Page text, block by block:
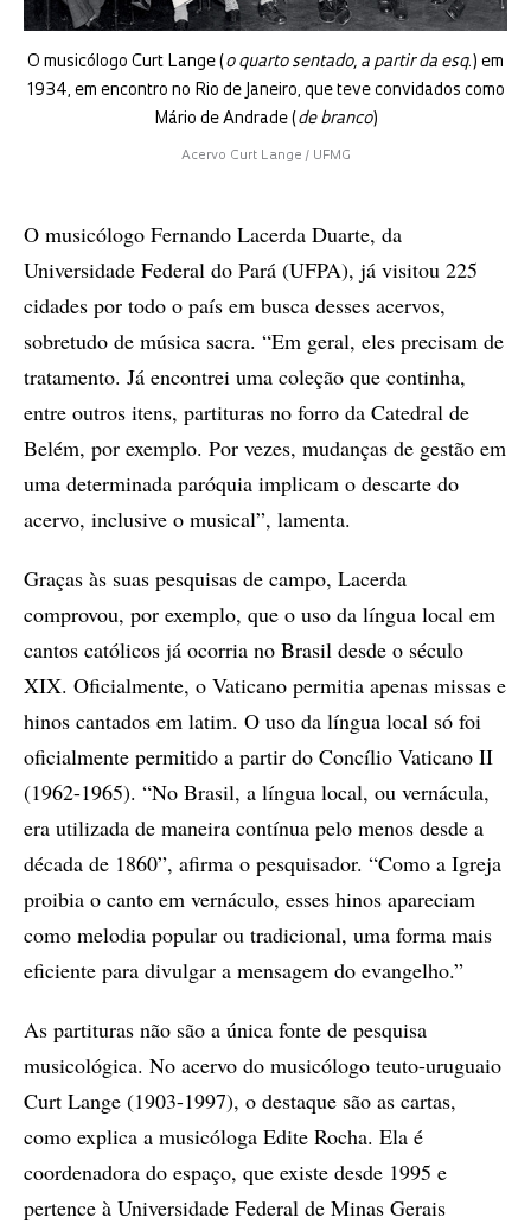
O musicólogo Curt Lange ( o quarto sentado, a partir da esq.) em
1934, em encontro no Rio de Janeiro, que teve convidados como
Mário de Andrade ( de branco)
Acervo Curt Lange / UFMG
O musicólogo Fernando Lacerda Duarte, da
Universidade Federal do Pará (UFPA), já visitou 225
cidades por todo o país em busca desses acervos,
sobretudo de música sacra. “Em geral, eles precisam de
tratamento. Já encontrei uma coleção que continha,
entre outros itens, partituras no forro da Catedral de
Belém, por exemplo. Por vezes, mudanças de gestão em
uma determinada paróquia implicam o descarte do
acervo, inclusive o musical”, lamenta.
Graças às suas pesquisas de campo, Lacerda
comprovou, por exemplo, que o uso da língua local em
cantos católicos já ocorria no Brasil desde o século
XIX. Oficialmente, o Vaticano permitia apenas missas e
hinos cantados em latim. O uso da língua local só foi
oficialmente permitido a partir do Concílio Vaticano II
(1962-1965). “No Brasil, a língua local, ou vernácula,
era utilizada de maneira contínua pelo menos desde a
década de 1860”, afirma o pesquisador. “Como a Igreja
proibia o canto em vernáculo, esses hinos apareciam
como melodia popular ou tradicional, uma forma mais
eficiente para divulgar a mensagem do evangelho.”
As partituras não são a única fonte de pesquisa
musicológica. No acervo do musicólogo teuto-uruguaio
Curt Lange (1903-1997), o destaque são as cartas,
como explica a musicóloga Edite Rocha. Ela é
coordenadora do espaço, que existe desde 1995 e
pertence à Universidade Federal de Minas Gerais